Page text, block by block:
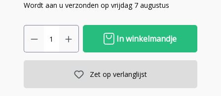
Wordt aan u verzonden op vrijdag 7 augustus
In winkelmandje
Zet op verlanglijst